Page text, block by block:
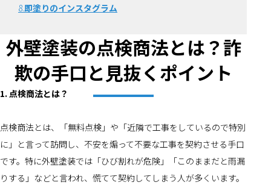
8.即塗りのインスタグラム
外壁塗装の点検商法とは？詐
欺の手口と見抜くポイント
1. 点検商法とは？
点検商法とは、「無料点検」や「近隣で工事をしているので特別
に」と言って訪問し、不安を煽って不要な工事を契約させる手口
です。特に外壁塗装では「ひび割れが危険」「このままだと雨漏
りする」などと言われ、慌てて契約してしまう人が多くいます。